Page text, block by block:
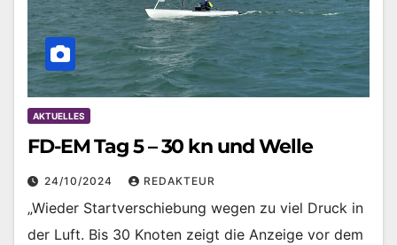
AKTUELLES
FD-EM Tag 5 – 30 kn und Welle
24/10/2024 REDAKTEUR
„Wieder Startverschiebung wegen zu viel Druck in
der Luft. Bis 30 Knoten zeigt die Anzeige vor dem